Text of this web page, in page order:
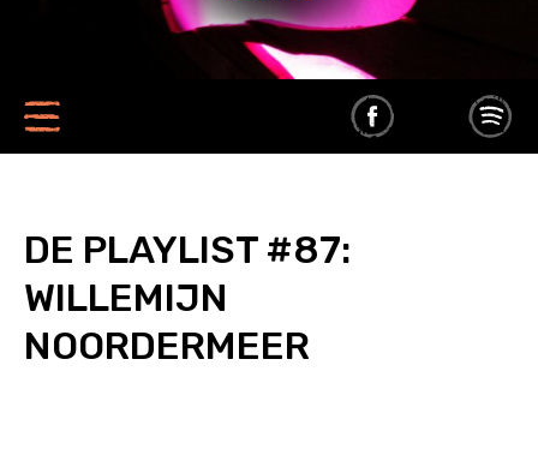
DE PLAYLIST #87:
WILLEMIJN
NOORDERMEER